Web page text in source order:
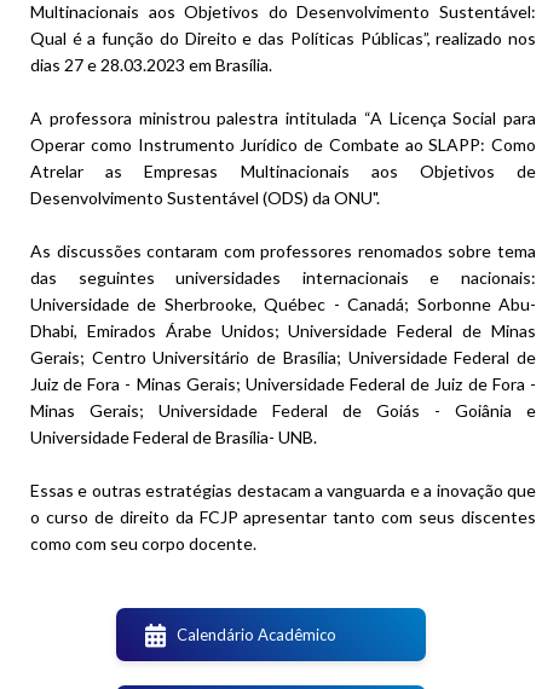
Multinacionais aos Objetivos do Desenvolvimento Sustentável:
Qual é a função do Direito e das Políticas Públicas”, realizado nos
dias 27 e 28.03.2023 em Brasília.
A professora ministrou palestra intitulada “A Licença Social para
Operar como Instrumento Jurídico de Combate ao SLAPP: Como
Atrelar as Empresas Multinacionais aos Objetivos de
Desenvolvimento Sustentável (ODS) da ONU".
As discussões contaram com professores renomados sobre tema
das seguintes universidades internacionais e nacionais:
Universidade de Sherbrooke, Québec - Canadá; Sorbonne Abu-
Dhabi, Emirados Árabe Unidos; Universidade Federal de Minas
Gerais; Centro Universitário de Brasília; Universidade Federal de
Juiz de Fora - Minas Gerais; Universidade Federal de Juiz de Fora -
Minas Gerais; Universidade Federal de Goiás - Goiânia e
Universidade Federal de Brasília- UNB.
Essas e outras estratégias destacam a vanguarda e a inovação que
o curso de direito da FCJP apresentar tanto com seus discentes
como com seu corpo docente.
Calendário Acadêmico